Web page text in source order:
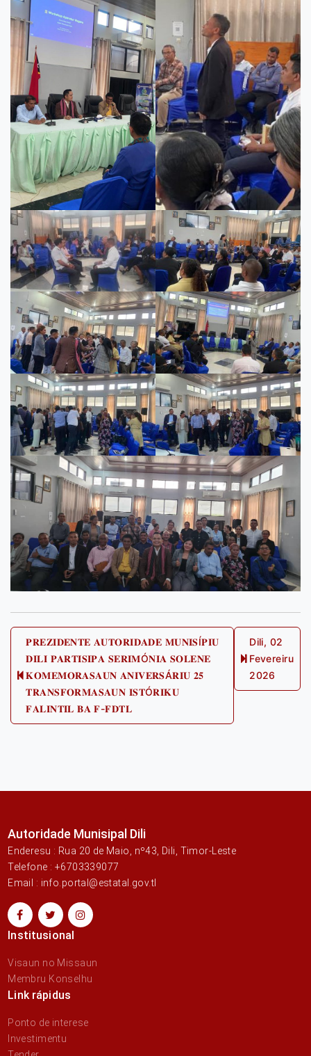
Post
navigation
Previous
post:
𝐏𝐑𝐄𝐙𝐈𝐃𝐄𝐍𝐓𝐄 𝐀𝐔𝐓𝐎𝐑𝐈𝐃𝐀𝐃𝐄 𝐌𝐔𝐍𝐈𝐒Í𝐏𝐈𝐔
𝐃𝐈𝐋𝐈 𝐏𝐀𝐑𝐓𝐈𝐒𝐈𝐏𝐀 𝐒𝐄𝐑𝐈𝐌Ó𝐍𝐈𝐀 𝐒𝐎𝐋𝐄𝐍𝐄
𝐊𝐎𝐌𝐄𝐌𝐎𝐑𝐀𝐒𝐀𝐔𝐍 𝐀𝐍𝐈𝐕𝐄𝐑𝐒Á𝐑𝐈𝐔 𝟐𝟓
𝐓𝐑𝐀𝐍𝐒𝐅𝐎𝐑𝐌𝐀𝐒𝐀𝐔𝐍 𝐈𝐒𝐓Ó𝐑𝐈𝐊𝐔
𝐅𝐀𝐋𝐈𝐍𝐓𝐈𝐋 𝐁𝐀 𝐅-𝐅𝐃𝐓𝐋
Next
post:
Dili, 02
Fevereiru
2026
Autoridade Munisipal Dili
Enderesu : Rua 20 de Maio, nº43, Dili, Timor-Leste
Telefone : +6703339077
Email : info.portal@estatal.gov.tl
Institusional
Visaun no Missaun
Membru Konselhu
Link rápidus
Ponto de interese
Investimentu